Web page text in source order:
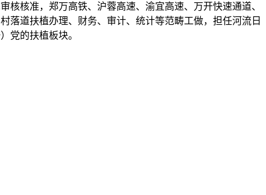
核准，郑万高铁、沪蓉高速、渝宜高速、万开快速通道、
落道扶植办理、财务、审计、统计等范畴工做，担任河流日
党的扶植板块。